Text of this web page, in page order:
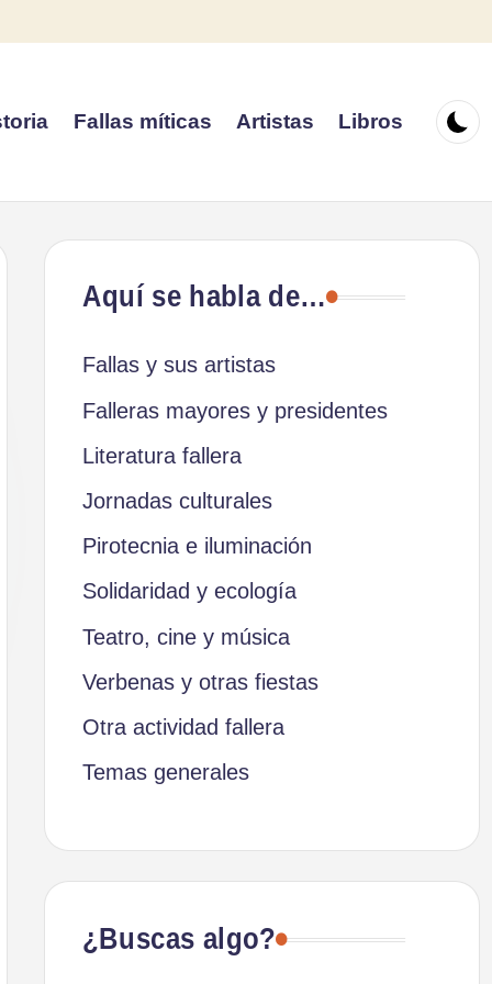
Fallas míticas Artistas Libros
Aquí se habla de…
Fallas y sus artistas
Falleras mayores y presidentes
Literatura fallera
Jornadas culturales
Pirotecnia e iluminación
Solidaridad y ecología
Teatro, cine y música
Verbenas y otras fiestas
Otra actividad fallera
Temas generales
¿Buscas algo?